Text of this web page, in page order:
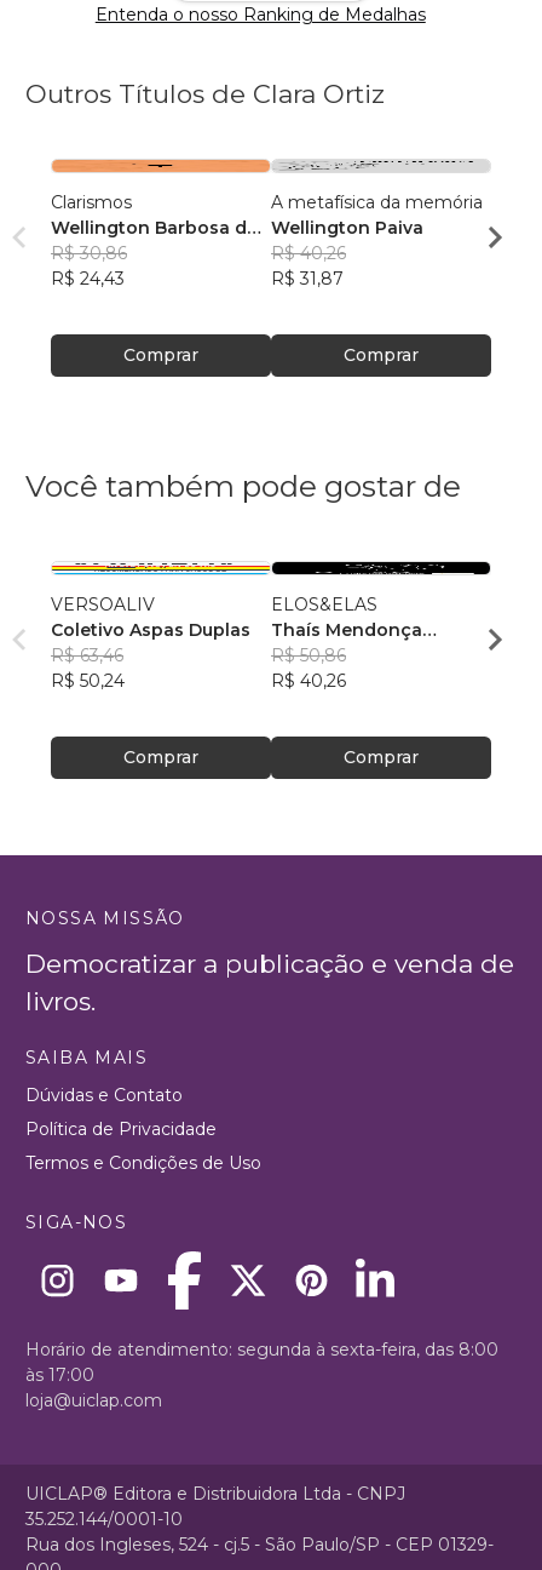
Entenda o nosso Ranking de Medalhas
Outros Títulos de Clara Ortiz
Clarismos
Wellington Barbosa de
Paiva
R$ 30,86
R$ 24,43
Comprar
A metafísica da memória
Wellington Paiva
R$ 40,26
R$ 31,87
Comprar
Paiva
R$
Você também pode gostar de
VERSOALIV
Coletivo Aspas Duplas
R$ 63,46
R$ 50,24
Comprar
ELOS&ELAS
Thaís Mendonça
Resende
R$ 50,86
R$ 40,26
Comprar
R$
NOSSA MISSÃO
Democratizar a publicação e venda de
livros.
SAIBA MAIS
Dúvidas e Contato
Política de Privacidade
Termos e Condições de Uso
SIGA-NOS
Horário de atendimento: segunda à sexta-feira, das 8:00
às 17:00
loja@uiclap.com
UICLAP® Editora e Distribuidora Ltda - CNPJ
35.252.144/0001-10
Rua dos Ingleses, 524 - cj.5 - São Paulo/SP - CEP 01329-